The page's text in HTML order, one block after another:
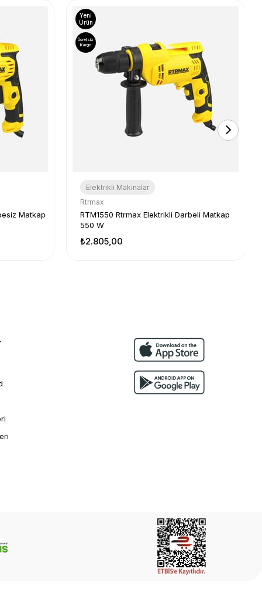
Matkap
Elektrikli Makinalar
Rtrmax
RTM1550 Rtrmax Elektrikli Darbeli Matkap
550 W
₺2.805,00
Yeni
Ürün
Ücretsiz
Kargo